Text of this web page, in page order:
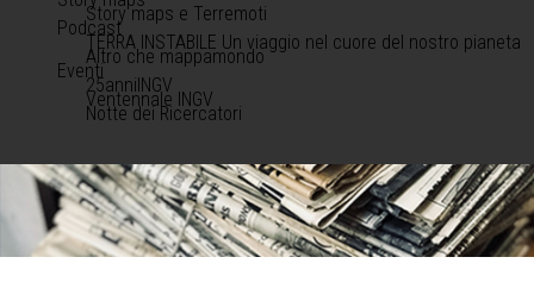
Story maps e Terremoti
Podcast
TERRA INSTABILE Un viaggio nel cuore del nostro pianeta
Altro che mappamondo
Eventi
25anniINGV
Ventennale INGV
Notte dei Ricercatori